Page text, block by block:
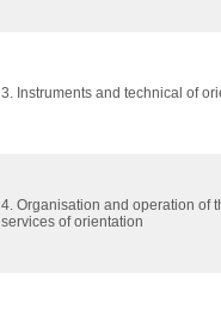
3. Instruments and technical of
4. Organisation and operation of
services of orientation